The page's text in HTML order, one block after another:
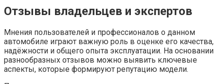
Отзывы владельцев и экспертов
Мнения пользователей и профессионалов о данном
автомобиле играют важную роль в оценке его качества,
надёжности и общего опыта эксплуатации. На основании
разнообразных отзывов можно выявить ключевые
аспекты, которые формируют репутацию модели.